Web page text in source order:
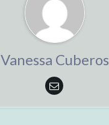
Vanessa Cuberos